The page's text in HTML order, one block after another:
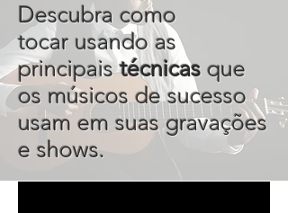
Descubra como
tocar usando as
principaistécnicas que
os músicos de sucesso
usam em suas gravações
e shows.